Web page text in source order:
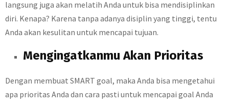
langsung juga akan melatih Anda untuk bisa mendisiplinkan
diri. Kenapa? Karena tanpa adanya disiplin yang tinggi, tentu
Anda akan kesulitan untuk mencapai tujuan.
Mengingatkanmu Akan Prioritas
Dengan membuat SMART goal, maka Anda bisa mengetahui
apa prioritas Anda dan cara pasti untuk mencapai goal Anda